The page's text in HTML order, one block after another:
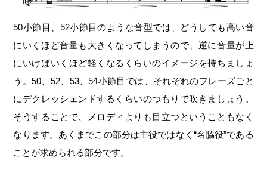
50小節目、52小節目のような音型では、どうしても高い音
にいくほど音量も大きくなってしまうので、逆に音量が上
にいけばいくほど軽くなるくらいのイメージを持ちましょ
う。50、52、53、54小節目では、それぞれのフレーズごと
にデクレッシェンドするくらいのつもりで吹きましょう。
そうすることで、メロディよりも目立つということもなく
なります。あくまでこの部分は主役ではなく“名脇役”である
ことが求められる部分です。